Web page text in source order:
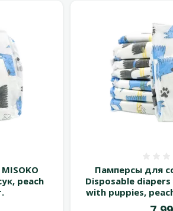
peach
Памперсы для
Disposable
with puppies,